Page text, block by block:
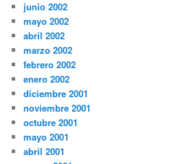
junio 2002
mayo 2002
abril 2002
marzo 2002
febrero 2002
enero 2002
diciembre 2001
noviembre 2001
octubre 2001
mayo 2001
abril 2001